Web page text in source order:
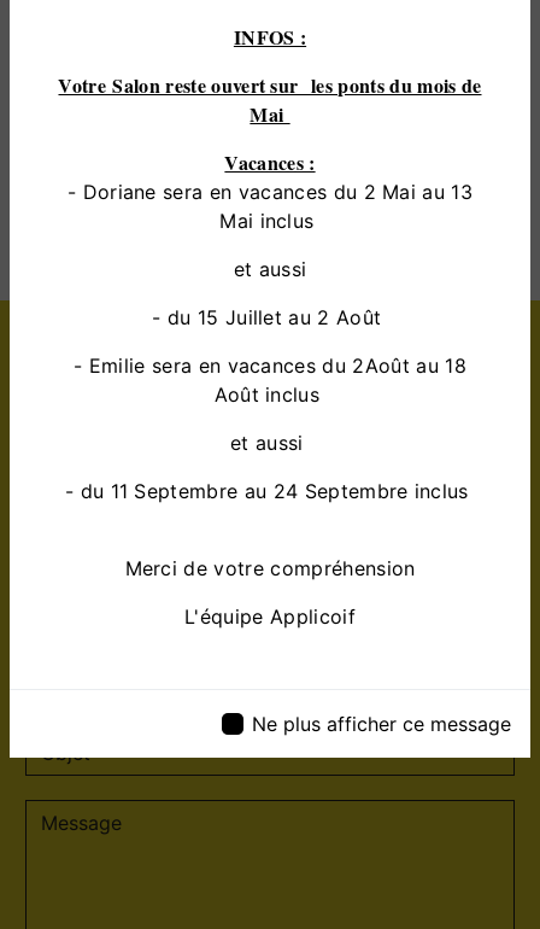
INFOS :
Votre Salon reste ouvert sur les ponts du mois de
Mai
Vacances :
- Doriane sera en vacances du 2 Mai au 13
Mai inclus
et aussi
- du 15 Juillet au 2 Août
- Emilie sera en vacances du 2Août au 18
Août inclus
et aussi
- du 11 Septembre au 24 Septembre inclus
Merci de votre compréhension
L'équipe Applicoif
Ne plus afficher ce message
. Notre métier est avant tout notre
plus notre désir de réussir. Toute notre équipe est
qualifiée et travaille avec propreté et rigueur.
EN SAVOIR PLUS
Contactez nous